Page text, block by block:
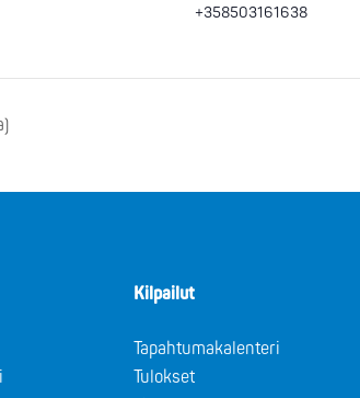
+358503161638
Kilpailut
Tapahtumakalenteri
Tulokset